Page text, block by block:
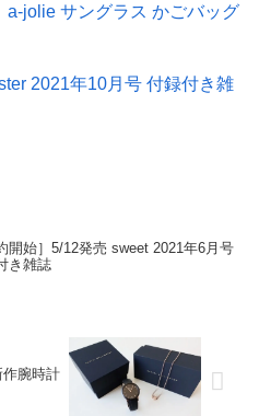
a-jolie サングラス かごバッグ
2021年10月号 付録付き雑
開始］5/12発売 sweet 2021年6月号
き雑誌
作腕時計